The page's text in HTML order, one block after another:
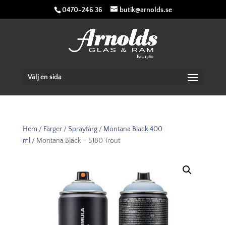
0470-246 36 butik@arnolds.se
Välj en sida
Hem / Färger/ Sprayfärg/ Montana Black 400
ml / Montana Black – 5180 Trout